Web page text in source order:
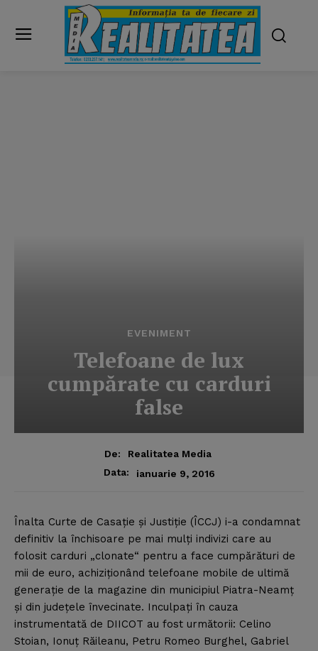
EVENIMENT
Telefoane de lux
cumpărate cu carduri
false
De:
Realitatea Media
Data:
ianuarie 9, 2016
Înalta Curte de Casaţie şi Justiţie (ÎCCJ) i-a condamnat
definitiv la închisoare pe mai mulţi indivizi care au
folosit carduri „clonate“ pentru a face cumpărături de
mii de euro, achiziţionând telefoane mobile de ultimă
generaţie de la magazine din municipiul Piatra-Neamţ
şi din judeţele învecinate. Inculpaţi în cauza
instrumentată de DIICOT au fost următorii: Celino
Stoian, Ionuţ Răileanu, Petru Romeo Burghel, Gabriel